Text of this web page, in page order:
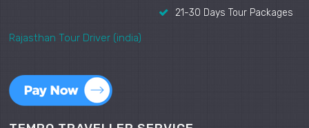
Rajasthan Tour Driver (india)
21-30 Days Tour Packages